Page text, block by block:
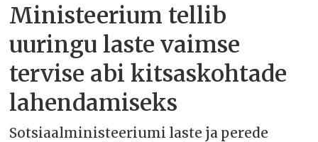
Ministeerium tellib
uuringu laste vaimse
tervise abi kitsaskohtade
lahendamiseks
Sotsiaalministeeriumi laste ja perede